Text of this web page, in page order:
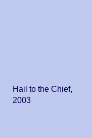
Hail to the Chief,
2003